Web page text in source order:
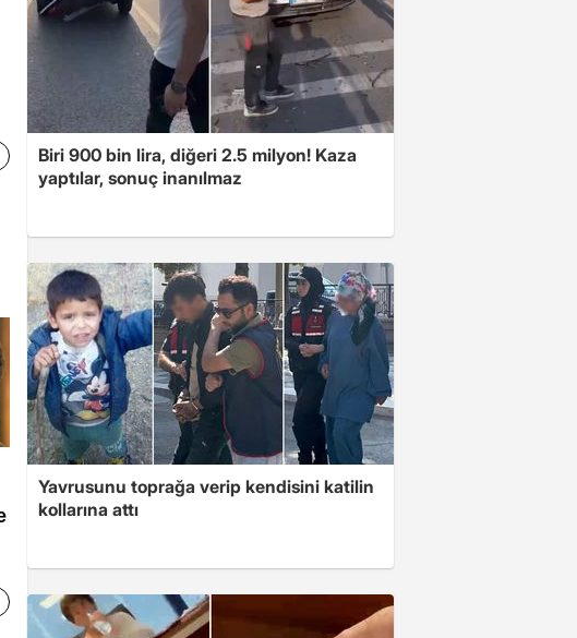
Biri 900 bin lira, diğeri 2.5 milyon! Kaza
yaptılar, sonuç inanılmaz
Yavrusunu toprağa verip kendisini katilin
kollarına attı